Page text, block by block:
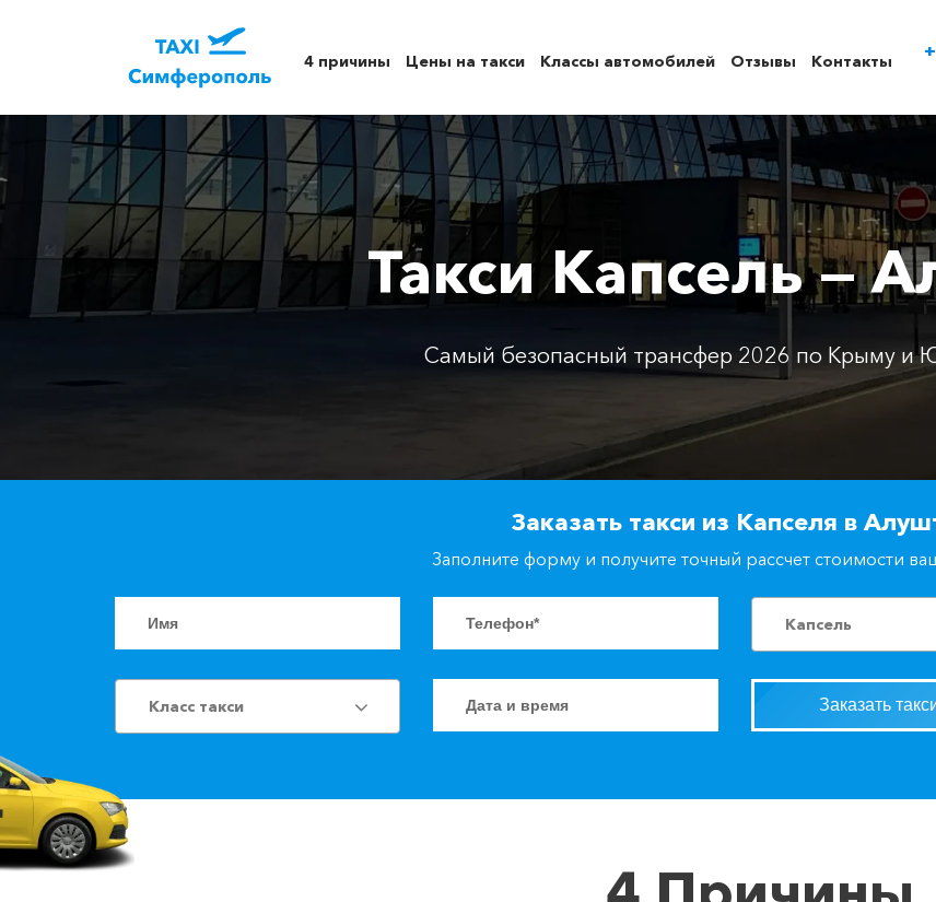
4 причины Цены на такси Классы автомобилей Отзывы Контакты
Такси Капсель —
Самый безопасный трансфер 2026 по Крыму и
Заказать такси из Капселя в
Заполните форму и получите точный рассчет стоимости
Капсель
Класс такси Заказать